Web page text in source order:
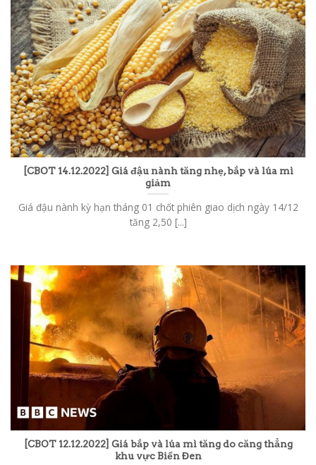
[CBOT 14.12.2022] Giá đậu nành tăng nhẹ, bắp và lúa mì
giảm
Giá đậu nành kỳ hạn tháng 01 chốt phiên giao dịch ngày 14/12
tăng 2,50 [...]
[CBOT 12.12.2022] Giá bắp và lúa mì tăng do căng thẳng
khu vực Biển Đen